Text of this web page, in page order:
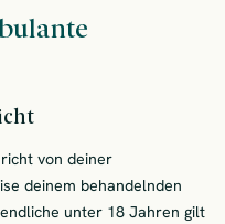
von deiner
deinem behandelnden
unter 18 Jahren gilt